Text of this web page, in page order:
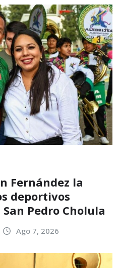
Fernández la
deportivos
Pedro Cholula
Ago 7, 2026